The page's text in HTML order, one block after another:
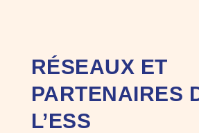
RÉSEAUX ET
PARTENAIRES
L’ESS